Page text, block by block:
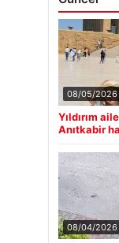
08/05/2026
Yıldırım
Anıtkabir
08/04/2026